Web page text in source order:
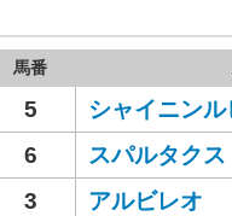
馬番
5 シャイニンル
6 スパルタクス
3 アルビレオ